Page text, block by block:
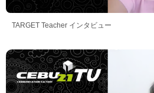
TARGET Teacher インタビュー